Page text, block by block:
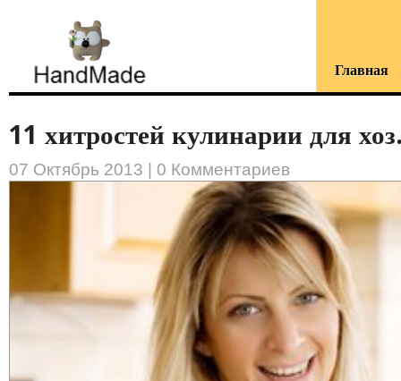
Главная
11 хитростей кулинарии для
07 Октябрь 2013 | 0 Комментариев